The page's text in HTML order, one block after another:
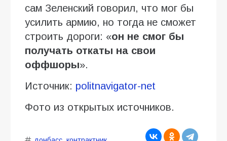
сам Зеленский говорил, что мог бы
усилить армию, но тогда не сможет
строить дороги: «он не смог бы
получать откаты на свои
оффшоры».
Источник: politnavigator-net
Фото из открытых источников.